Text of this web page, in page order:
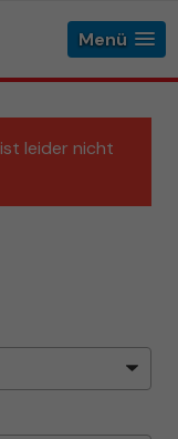
Menü
leider nicht